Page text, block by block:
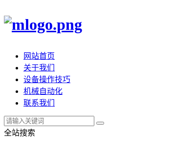
网站首页
关于我们
设备操作技巧
机械自动化
联系我们
全站搜索